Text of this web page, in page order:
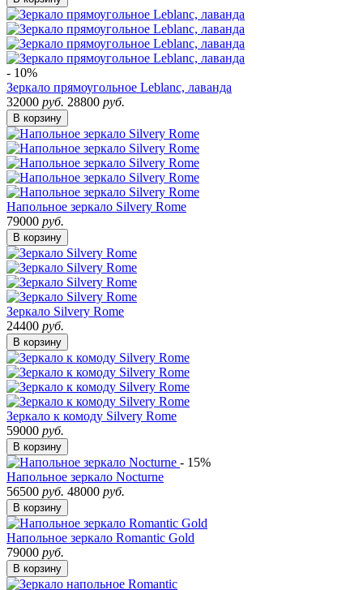
- 10%
Зеркало прямоугольное Leblanc, лаванда
32000 руб. 28800 руб.
В корзину
Напольное зеркало Silvery Rome
79000 руб.
В корзину
Зеркало Silvery Rome
24400 руб.
В корзину
Зеркало к комоду Silvery Rome
59000 руб.
В корзину
- 15%
Напольное зеркало Nocturne
56500 руб. 48000 руб.
В корзину
Напольное зеркало Romantic Gold
79000 руб.
В корзину